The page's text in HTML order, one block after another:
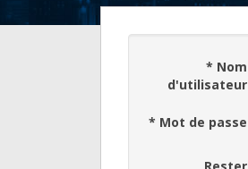
* Nom
d'utilisateur
* Mot de passe